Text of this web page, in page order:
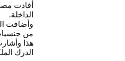
أفادت
الداخلة.
وأضافت
من
ھذا
الدرك